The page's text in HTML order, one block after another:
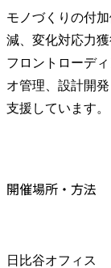
モノづくりの付
減、変化対応力
フロントローデ
オ管理、設計開
支援しています。
開催場所・方法
日比谷オフィス